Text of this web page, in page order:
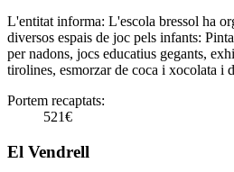
L'entitat informa: L'escola bressol ha
diversos espais de joc pels infants:
per nadons, jocs educatius gegants,
tirolines, esmorzar de coca i xocolata i
Portem recaptats:
521€
El Vendrell